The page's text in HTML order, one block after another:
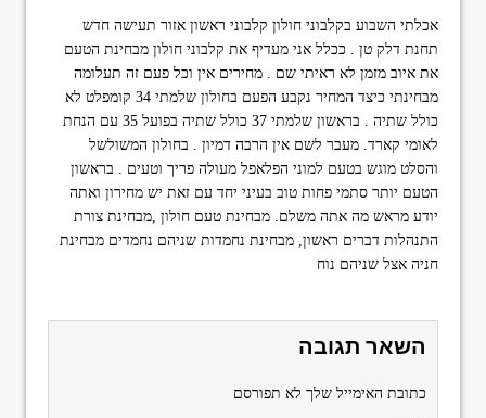
אכלתי השבוע בקלבוני חולון קלבוני ראשון אזור תעישה חדש
תחנת דלק טן . ככלל אני מעדיף את קלבוני חולון מבחינת הטעם
את איוב מזמן לא ראיתי שם . מחירים אין וכל פעם זה תעלומה
מבחינתי כיצד המחיר נקבע הפעם בחולון שלמתי 34 קומפלט לא
כולל שתיה . בראשון שלמתי 37 כולל שתיה בפועל 35 עם הנחת
לאומי קארד. מעבר לשם אין הרבה דמיון . בחולון המשולשל
והסלט מוגש בטעם למוני הפלאפל מעולה פריך וטעים . בראשון
הטעם יותר סתמי פחות טוב בעיני יחד עם זאת יש מחירון ואתה
יודע מראש מה אתה משלם. מבחינת טעם חולון ,מבחינת צורת
התנהלות דברים ראשון, מבחינת נחמדות שניהם נחמדים מבחינת
חניה אצל שניהם נוח
השאר תגובה
כתובת האימייל שלך לא תפורסם